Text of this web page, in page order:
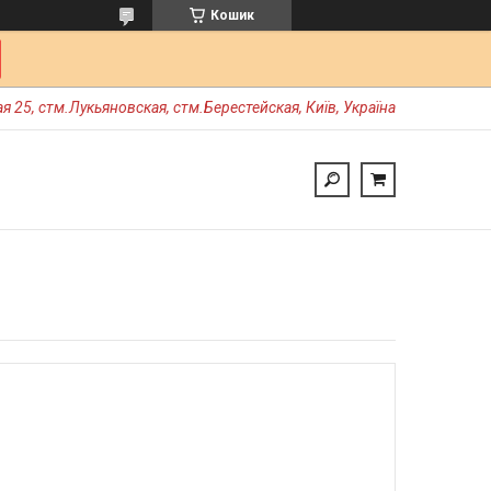
Кошик
25, стм.Лукьяновская, стм.Берестейская, Київ, Україна